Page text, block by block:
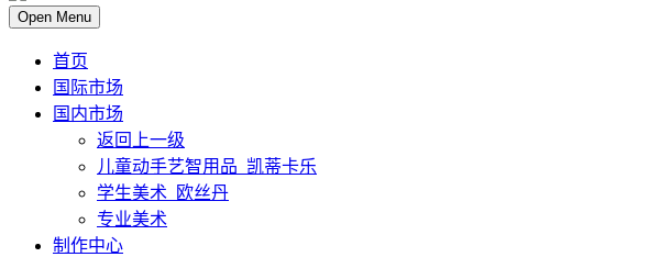
Open Menu
首页
国际市场
国内市场
返回上一级
儿童动手艺智用品_凯蒂卡乐
学生美术_欧丝丹
专业美术
制作中心